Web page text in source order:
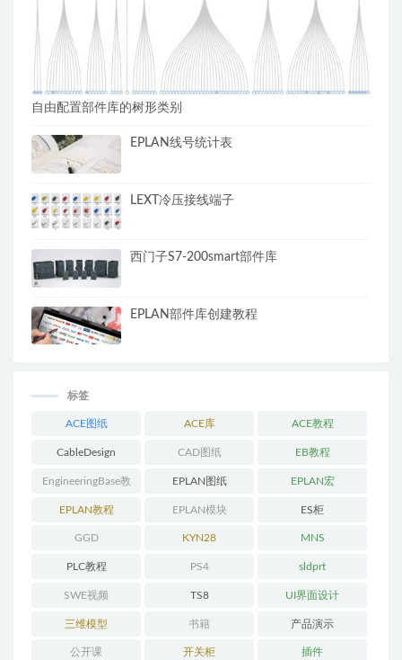
自由配置部件库的树形类别
EPLAN线号统计表
LEXT冷压接线端子
西门子S7-200smart部件库
EPLAN部件库创建教程
标签
ACE图纸 ACE库 ACE教程
CableDesign CAD图纸 EB教程
EngineeringBase教
程
EPLAN图纸 EPLAN宏
EPLAN教程 EPLAN模块 ES柜
GGD KYN28 MNS
PLC教程 PS4 sldprt
SWE视频 TS8 UI界面设计
三维模型 书籍 产品演示
公开课 开关柜 插件